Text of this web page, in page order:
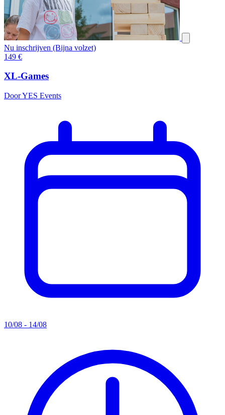
Nu inschrijven (Bijna volzet)
149 €
XL-Games
Door YES Events
10/08 - 14/08